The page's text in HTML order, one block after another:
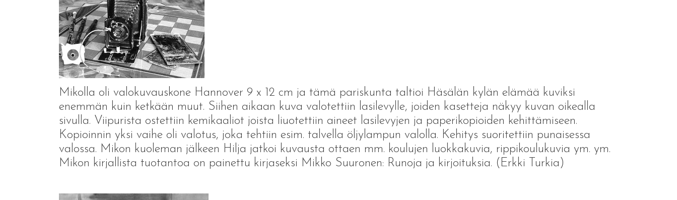
Mikolla oli valokuvauskone Hannover 9 x 12 cm ja tämä pariskunta taltioi Häsälän kylän elämää kuviksi
enemmän kuin ketkään muut. Siihen aikaan kuva valotettiin lasilevylle, joiden kasetteja näkyy kuvan oikealla
sivulla. Viipurista ostettiin kemikaaliot joista liuotettiin aineet lasilevyjen ja paperikopioiden kehittämiseen.
Kopioinnin yksi vaihe oli valotus, joka tehtiin esim. talvella öljylampun valolla. Kehitys suoritettiin punaisessa
valossa. Mikon kuoleman jälkeen Hilja jatkoi kuvausta ottaen mm. koulujen luokkakuvia, rippikoulukuvia ym. ym.
Mikon kirjallista tuotantoa on painettu kirjaseksi Mikko Suuronen: Runoja ja kirjoituksia. (Erkki Turkia)